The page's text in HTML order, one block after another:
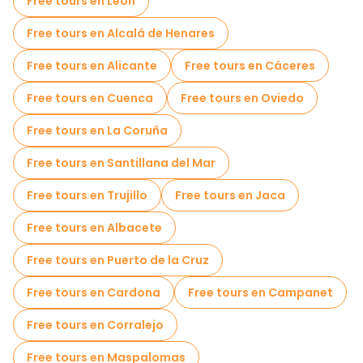
Tours autoguiados en Madrid
Juegos de escape en Madrid
Tours fotográficos en Madrid
Free Tour Leyendas y Misterios de Madrid
Museos en Madrid
Free tour por el casco antiguo en Madrid
Tours para grupos pequeños en Madrid
Tours mercados en Madrid
Tours de degustación locales en Madrid
Tours Navideños en Madrid
Free tours de un día en Madrid
Free tours en Alcalá de Henares
Free tours en Alicante
Free tours en Cáceres
Free tours en Cuenca
Free tours en Oviedo
Free tours en La Coruña
Free tours en Santillana del Mar
Free tours en Trujillo
Free tours en Jaca
Free tours en Albacete
Free tours en Puerto de la Cruz
Free tours en Cardona
Free tours en Campanet
Free tours en Corralejo
Free tours en Maspalomas